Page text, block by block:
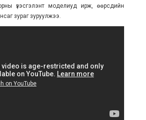
үзэсгэлэнт моделиуд ирж, өөрсдийн
зураг зуруулжээ.